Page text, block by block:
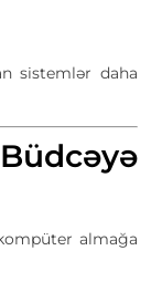
sistemlər daha
almağa